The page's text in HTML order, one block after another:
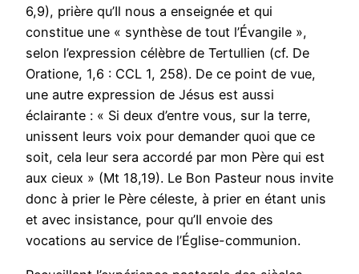
6,9), prière qu’Il nous a enseignée et qui
constitue une « synthèse de tout l’Évangile »,
selon l’expression célèbre de Tertullien (cf. De
Oratione, 1,6 : CCL 1, 258). De ce point de vue,
une autre expression de Jésus est aussi
éclairante : « Si deux d’entre vous, sur la terre,
unissent leurs voix pour demander quoi que ce
soit, cela leur sera accordé par mon Père qui est
aux cieux » (Mt 18,19). Le Bon Pasteur nous invite
donc à prier le Père céleste, à prier en étant unis
et avec insistance, pour qu’Il envoie des
vocations au service de l’Église-communion.